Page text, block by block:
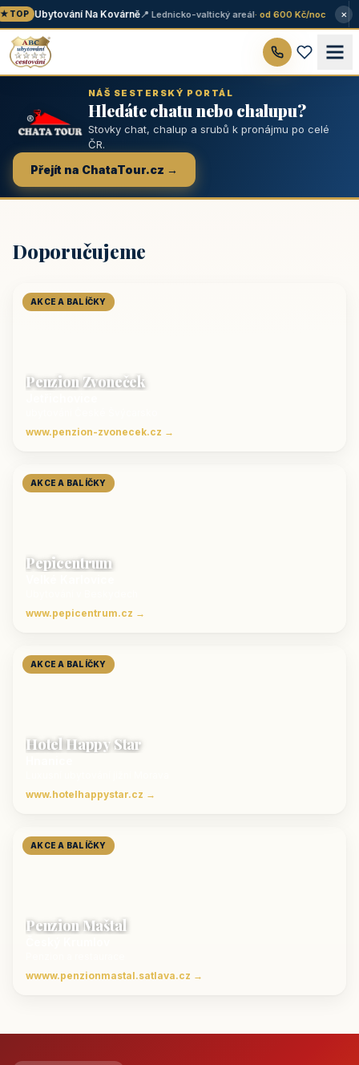
Ubytování Na Kovárně📍 Lednicko-valtický areál· od 600 Kč/noc ×
NÁŠ SESTERSKÝ PORTÁL
Hledáte chatu nebo chalupu?
Stovky chat, chalup a srubů k pronájmu po celé
ČR.
Přejít na ChataTour.cz →
Doporučujeme
AKCE A BALÍČKY
Penzion Zvoneček
www.penzion-zvonecek.cz →
AKCE A BALÍČKY
Pepicentrum
www.pepicentrum.cz →
AKCE A BALÍČKY
Hotel Happy Star
www.hotelhappystar.cz →
AKCE A BALÍČKY
Penzion Maštal
wwww.penzionmastal.satlava.cz →